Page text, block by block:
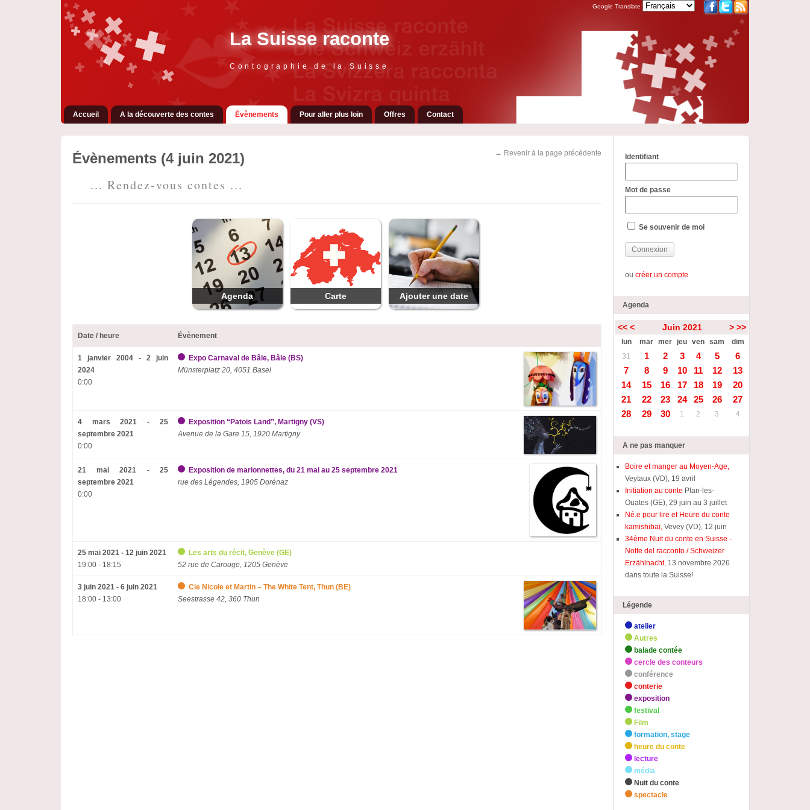
La Suisse raconte
Contographie de la Suisse
Google Translate
Accueil A la découverte des contes Évènements Pour aller plus loin Offres Contact
← Revenir à la page précédente
Évènements (4 juin 2021)
... Rendez-vous contes ...
Agenda Carte Ajouter une date
Date / heure Évènement
1 janvier 2004 - 2 juin
2024
0:00
Expo Carnaval de Bâle, Bâle (BS)
Münsterplatz 20, 4051 Basel
4 mars 2021 - 25
septembre 2021
0:00
Exposition “Patois Land”, Martigny (VS)
Avenue de la Gare 15, 1920 Martigny
21 mai 2021 - 25
septembre 2021
0:00
Exposition de marionnettes, du 21 mai au 25 septembre 2021
rue des Légendes, 1905 Dorénaz
25 mai 2021 - 12 juin 2021
19:00 - 18:15
Les arts du récit, Genève (GE)
52 rue de Carouge, 1205 Genève
3 juin 2021 - 6 juin 2021
18:00 - 13:00
Cie Nicole et Martin – The White Tent, Thun (BE)
Seestrasse 42, 360 Thun
Identifiant
Mot de passe
Se souvenir de moi
oucréer un compte
Agenda
<< < Juin 2021 > >>
lun mar mer jeu ven sam
dim
31
1 2 3 4 5
6
7
8 9 10 11 12
13
14
15 16 17 18 19
20
21
22 23 24 25 26
27
28
29 30 1 2 3 4
A ne pas manquer
Boire et manger au Moyen-Age,
Veytaux (VD), 19 avril
Initiation au conte Plan-les-
Ouates (GE), 29 juin au 3 juillet
Né.e pour lire et Heure du conte
kamishibaï, Vevey (VD), 12 juin
34ème Nuit du conte en Suisse -
Notte del racconto / Schweizer
Erzählnacht, 13 novembre 2026
dans toute la Suisse!
Légende
atelier
Autres
balade contée
cercle des conteurs
conférence
conterie
exposition
festival
Film
formation, stage
heure du conte
lecture
média
Nuit du conte
spectacle